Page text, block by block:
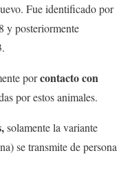
May 19, 2026
Fue identificado por
y posteriormente
porcontacto con
por estos animales.
solamente la variante
se transmite de persona